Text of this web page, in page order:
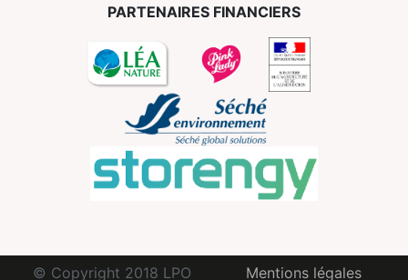
PARTENAIRES FINANCIERS
© Copyright 2018 LPO Mentions légales